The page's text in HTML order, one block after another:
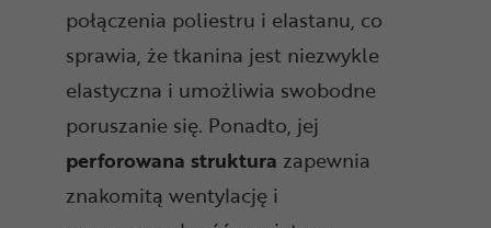
połączenia poliestru i elastanu, co
sprawia, że tkanina jest niezwykle
elastyczna i umożliwia swobodne
poruszanie się. Ponadto, jej
perforowana struktura zapewnia
znakomitą wentylację i